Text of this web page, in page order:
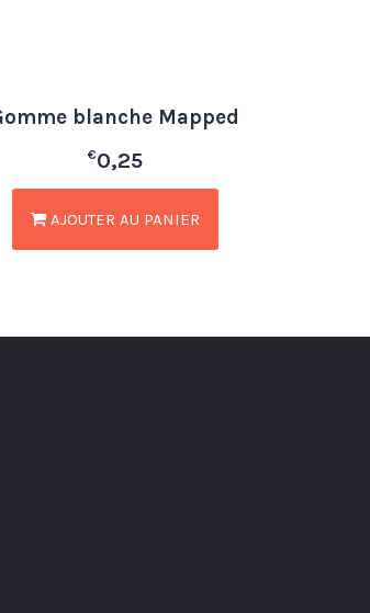
blanche Mapped
€0,25
AJOUTER AU PANIER